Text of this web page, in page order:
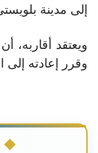
إلى مدينة بلويستي
ويعتقد
وقرر إعادته إلى